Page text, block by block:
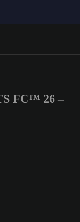
FC™ 26 –